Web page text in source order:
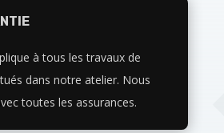
à tous les travaux de
dans notre atelier. Nous
toutes les assurances.